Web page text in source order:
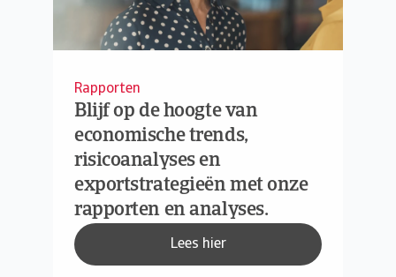
Rapporten
Blijf op de hoogte van
economische trends,
risicoanalyses en
exportstrategieën met onze
rapporten en analyses.
Lees hier